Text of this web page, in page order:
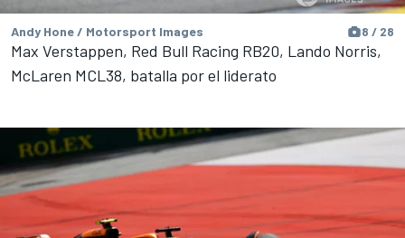
Andy Hone / Motorsport Images 8 / 28
Max Verstappen, Red Bull Racing RB20, Lando Norris,
McLaren MCL38, batalla por el liderato